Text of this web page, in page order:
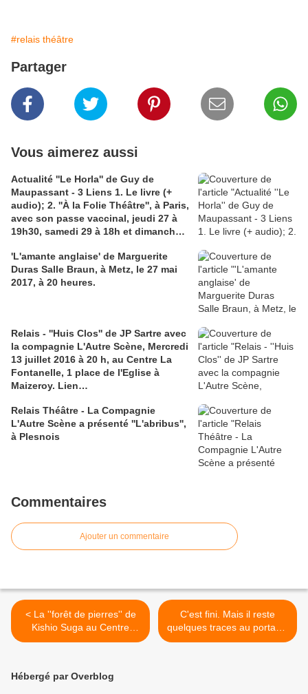
#relais théâtre
Partager
Vous aimerez aussi
Actualité ''Le Horla'' de Guy de
Maupassant - 3 Liens 1. Le livre (+
audio); 2. ''À la Folie Théâtre'', à Paris,
avec son passe vaccinal, jeudi 27 à
19h30, samedi 29 à 18h et dimanche
Science et Avenir.
'L'amante anglaise' de Marguerite
Duras Salle Braun, à Metz, le 27 mai
2017, à 20 heures.
Relais - ''Huis Clos'' de JP Sartre avec
la compagnie L'Autre Scène, Mercredi
13 juillet 2016 à 20 h, au Centre La
Fontanelle, 1 place de l'Eglise à
Maizeroy. Lien
Relais Théâtre - La Compagnie
L'Autre Scène a présenté ''L'abribus'',
à Plesnois
Commentaires
Ajouter un commentaire
< La ''forêt de pierres'' de
Kishio Suga au Centre
Pompidou Metz jusqu'au 5
C'est fini. Mais il reste
quelques traces au portable
de la superbe exposition
Hébergé par Overblog